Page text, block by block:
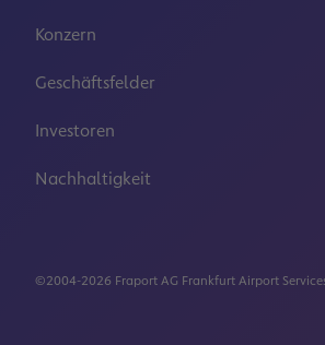
Konzern
Geschäftsfelder
Investoren
Nachhaltigkeit
©2004-2026 Fraport AG Frankfurt Airport